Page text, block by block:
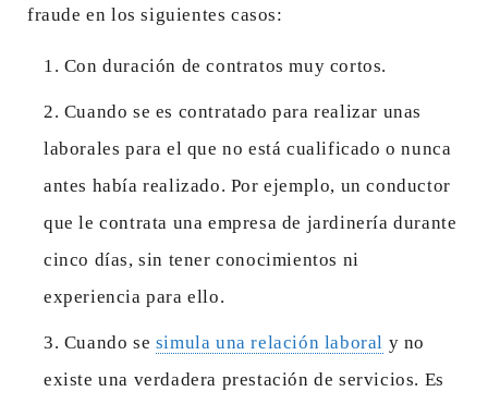
fraude en los siguientes casos:
Con duración de contratos muy cortos.
Cuando se es contratado para realizar unas
laborales para el que no está cualificado o nunca
antes había realizado. Por ejemplo, un conductor
que le contrata una empresa de jardinería durante
cinco días, sin tener conocimientos ni
experiencia para ello.
Cuando se simula una relación laboral y no
existe una verdadera prestación de servicios. Es